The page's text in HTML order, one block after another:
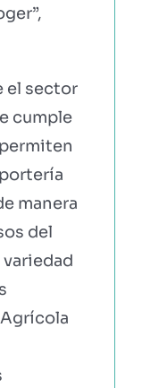
el sector
cumple
manera
del